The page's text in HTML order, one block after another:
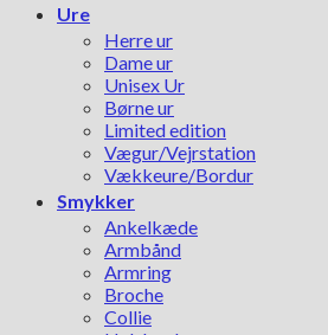
Ure
Herre ur
Dame ur
Unisex Ur
Børne ur
Limited edition
Vægur/Vejrstation
Vækkeure/Bordur
Smykker
Ankelkæde
Armbånd
Armring
Broche
Collie